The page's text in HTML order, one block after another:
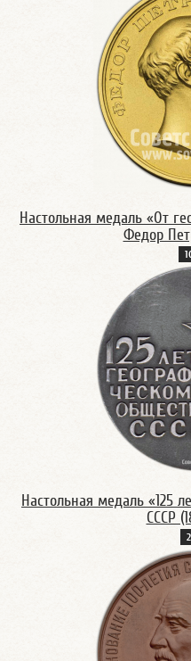
Настольная медаль «От
Федор
Настольная медаль «125
СССР